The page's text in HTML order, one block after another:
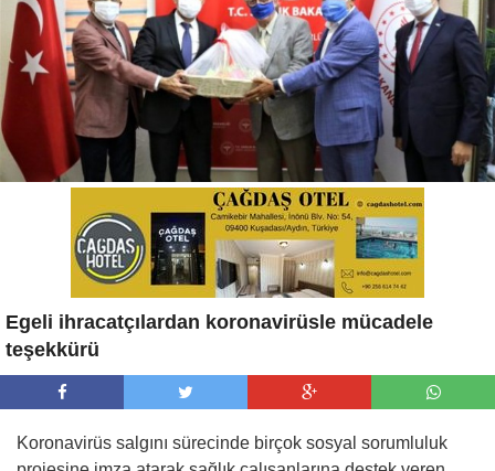
Egeli ihracatçılardan koronavirüsle mücadele
teşekkürü
Koronavirüs salgını sürecinde birçok sosyal sorumluluk